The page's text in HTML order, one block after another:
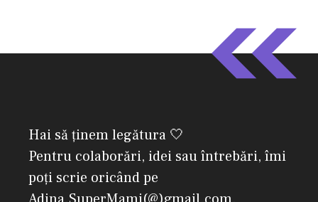
Hai să ținem legătura 🤍
Pentru colaborări, idei sau întrebări, îmi
poți scrie oricând pe